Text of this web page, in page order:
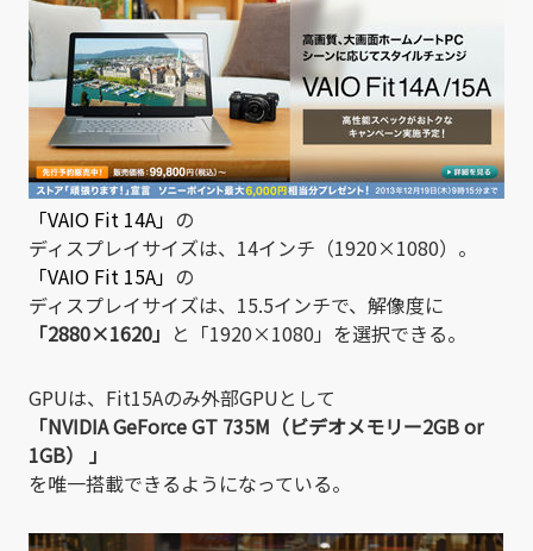
「VAIO Fit 14A」 の
ディスプレイサイズは、14インチ（1920×1080）。
「VAIO Fit 15A」 の
ディスプレイサイズは、15.5インチで、解像度に
「2880×1620」 と「1920×1080」を選択できる。
GPUは、Fit15Aのみ外部GPUとして
「NVIDIA GeForce GT 735M（ビデオメモリー2GB or
1GB） 」
を唯一搭載できるようになっている。